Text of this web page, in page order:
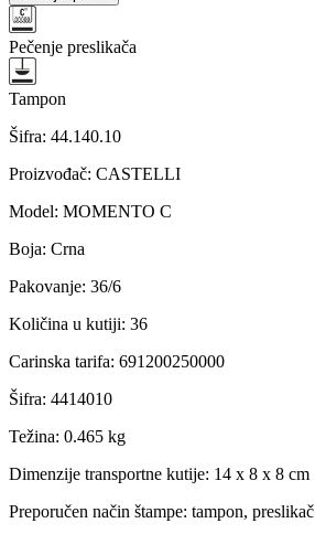
Pečenje preslikača
Tampon
Šifra: 44.140.10
Proizvođač: CASTELLI
Model: MOMENTO C
Boja: Crna
Pakovanje: 36/6
Količina u kutiji: 36
Carinska tarifa: 691200250000
Šifra: 4414010
Težina: 0.465 kg
Dimenzije transportne kutije: 14 x 8 x 8 cm
Preporučen način štampe: tampon, preslikač